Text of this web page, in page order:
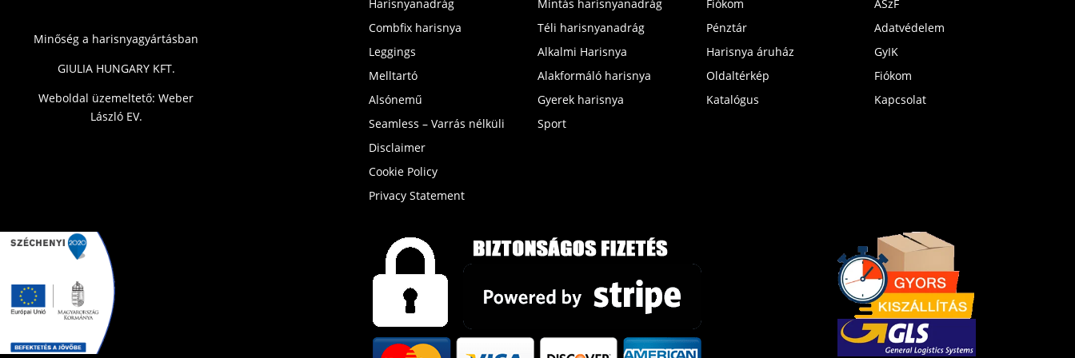
Minőség a harisnyagyártásban
GIULIA HUNGARY KFT.
Weboldal üzemeltető: Weber
László EV.
Harisnyanadrág
Combfix harisnya
Leggings
Melltartó
Alsónemű
Seamless – Varrás nélküli
Disclaimer
Cookie Policy
Privacy Statement
Mintás harisnyanadrág
Téli harisnyanadrág
Alkalmi Harisnya
Alakformáló harisnya
Gyerek harisnya
Sport
Fiókom
Pénztár
Harisnya áruház
Oldaltérkép
Katalógus
ÁSzF
Adatvédelem
GyIK
Fiókom
Kapcsolat